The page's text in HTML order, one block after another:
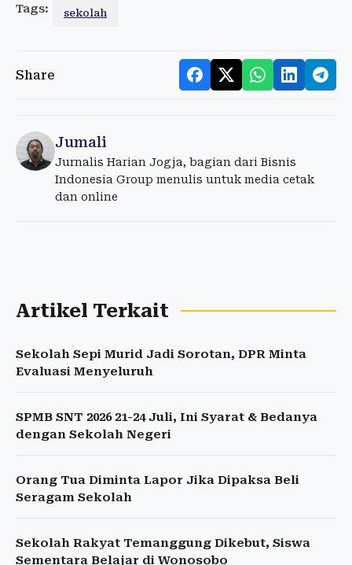
Tags: sekolah
Share
Jumali
Jurnalis Harian Jogja, bagian dari Bisnis
Indonesia Group menulis untuk media cetak
dan online
Artikel Terkait
Sekolah Sepi Murid Jadi Sorotan, DPR Minta
Evaluasi Menyeluruh
SPMB SNT 2026 21-24 Juli, Ini Syarat & Bedanya
dengan Sekolah Negeri
Orang Tua Diminta Lapor Jika Dipaksa Beli
Seragam Sekolah
Sekolah Rakyat Temanggung Dikebut, Siswa
Sementara Belajar di Wonosobo